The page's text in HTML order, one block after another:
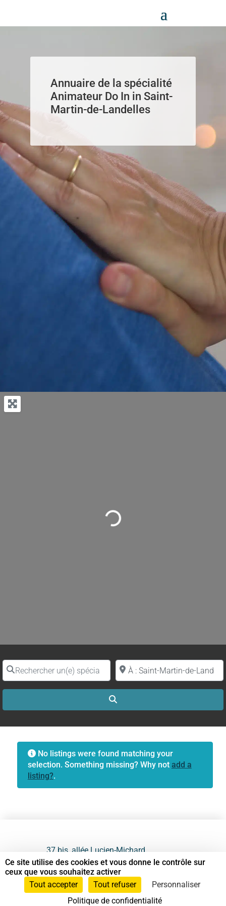
Annuaire de la spécialité
Animateur Do In in Saint-
Martin-de-Landelles
Loading...
Rechercher un(e) spécialiste par nomProche de (ville ou région)
No listings were found matching your
selection. Something missing? Why not add a
listing?.
37 bis, allée Lucien-Michard
93190 Livry-Gargan
06 61 87 28 09
Ce site utilise des cookies et vous donne le contrôle sur
ceux que vous souhaitez activer
Tout accepter
Tout refuser
Personnaliser
Politique de confidentialité